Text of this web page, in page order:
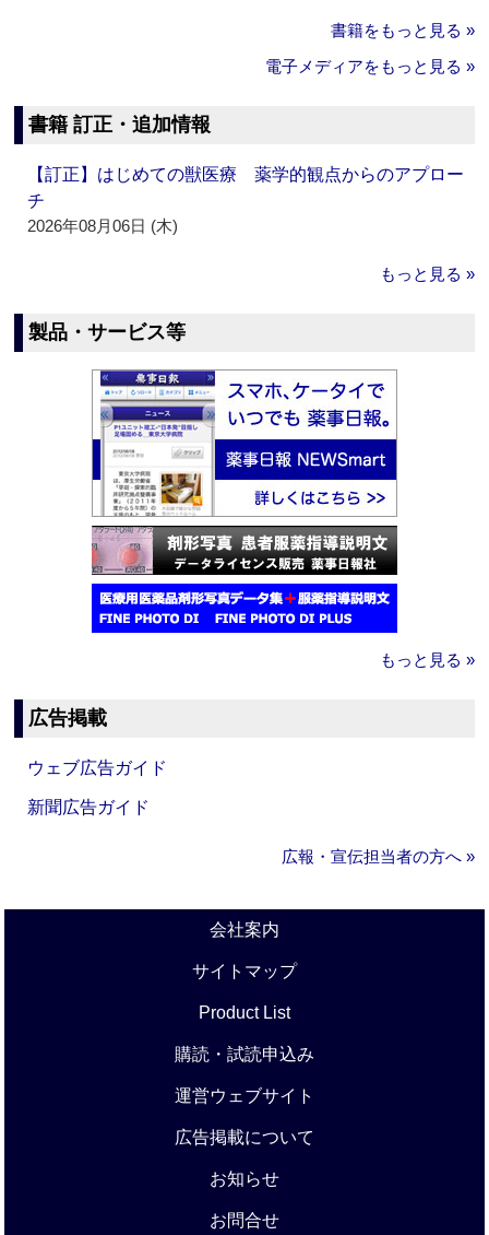
書籍をもっと見る »
電子メディアをもっと見る »
書籍 訂正・追加情報
【訂正】はじめての獣医療 薬学的観点からのアプロー
チ
2026年08月06日 (木)
もっと見る »
製品・サービス等
もっと見る »
広告掲載
ウェブ広告ガイド
新聞広告ガイド
広報・宣伝担当者の方へ »
会社案内
サイトマップ
Product List
購読・試読申込み
運営ウェブサイト
広告掲載について
お知らせ
お問合せ